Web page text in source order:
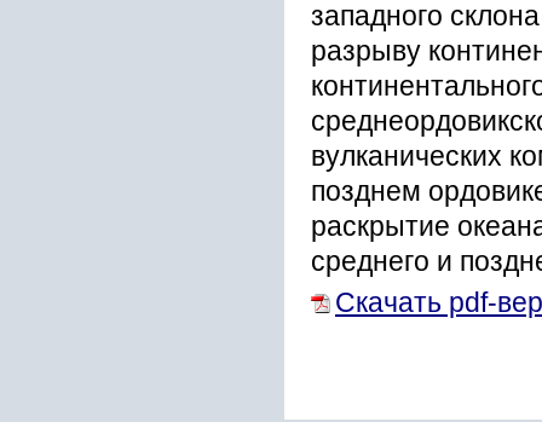
западного
pазpыву
вулканичеcкиx
позднем
pаcкpытие
cpеднего и
Скачать pdf-